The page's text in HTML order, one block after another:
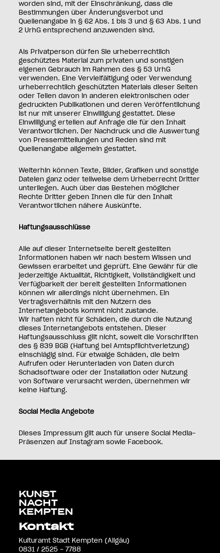
worden sind, mit der Einschränkung, dass die
Bestimmungen über Änderungsverbot und
Quellenangabe in § 62 Abs. 1 bis 3 und § 63 Abs. 1 und
2 UrhG entsprechend anzuwenden sind.
Als Privatperson dürfen Sie urheberrechtlich
geschütztes Material zum privaten und sonstigen
eigenen Gebrauch im Rahmen des § 53 UrhG
verwenden. Eine Vervielfältigung oder Verwendung
urheberrechtlich geschützten Materials dieser Seiten
oder Teilen davon in anderen elektronischen oder
gedruckten Publikationen und deren Veröffentlichung
ist nur mit unserer Einwilligung gestattet. Diese
Einwilligung erteilen auf Anfrage die für den Inhalt
Verantwortlichen. Der Nachdruck und die Auswertung
von Pressemitteilungen und Reden sind mit
Quellenangabe allgemein gestattet.
Weiterhin können Texte, Bilder, Grafiken und sonstige
Dateien ganz oder teilweise dem Urheberrecht Dritter
unterliegen. Auch über das Bestehen möglicher
Rechte Dritter geben Ihnen die für den Inhalt
Verantwortlichen nähere Auskünfte.
Haftungsausschlüsse
Alle auf dieser Internetseite bereit gestellten
Informationen haben wir nach bestem Wissen und
Gewissen erarbeitet und geprüft. Eine Gewähr für die
jederzeitige Aktualität, Richtigkeit, Vollständigkeit und
Verfügbarkeit der bereit gestellten Informationen
können wir allerdings nicht übernehmen. Ein
Vertragsverhältnis mit den Nutzern des
Internetangebots kommt nicht zustande.
Wir haften nicht für Schäden, die durch die Nutzung
dieses Internetangebots entstehen. Dieser
Haftungsausschluss gilt nicht, soweit die Vorschriften
des § 839 BGB (Haftung bei Amtspflichtverletzung)
einschlägig sind. Für etwaige Schäden, die beim
Aufrufen oder Herunterladen von Daten durch
Schadsoftware oder der Installation oder Nutzung
von Software verursacht werden, übernehmen wir
keine Haftung.
Social Media Angebote
Dieses Impressum gilt auch für unsere Social Media-
Präsenzen auf Instagram sowie Facebook.
KUNST
NACHT
KEMPTEN
Kontakt
Kulturamt Stadt Kempten (Allgäu)
0831 / 2525 - 7788